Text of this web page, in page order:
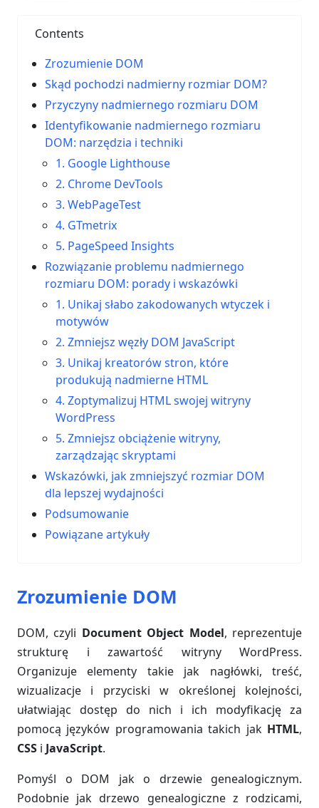
Contents
Zrozumienie DOM
Skąd pochodzi nadmierny rozmiar DOM?
Przyczyny nadmiernego rozmiaru DOM
Identyfikowanie nadmiernego rozmiaru
DOM: narzędzia i techniki
1. Google Lighthouse
2. Chrome DevTools
3. WebPageTest
4. GTmetrix
5. PageSpeed Insights
Rozwiązanie problemu nadmiernego
rozmiaru DOM: porady i wskazówki
1. Unikaj słabo zakodowanych wtyczek i
motywów
2. Zmniejsz węzły DOM JavaScript
3. Unikaj kreatorów stron, które
produkują nadmierne HTML
4. Zoptymalizuj HTML swojej witryny
WordPress
5. Zmniejsz obciążenie witryny,
zarządzając skryptami
Wskazówki, jak zmniejszyć rozmiar DOM
dla lepszej wydajności
Podsumowanie
Powiązane artykuły
Zrozumienie DOM
DOM, czyli Document Object Model, reprezentuje
strukturę i zawartość witryny WordPress.
Organizuje elementy takie jak nagłówki, treść,
wizualizacje i przyciski w określonej kolejności,
ułatwiając dostęp do nich i ich modyfikację za
pomocą języków programowania takich jak HTML,
CSS i JavaScript.
Pomyśl o DOM jak o drzewie genealogicznym.
Podobnie jak drzewo genealogiczne z rodzicami,